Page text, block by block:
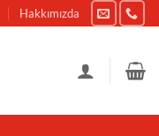
Hakkımızda